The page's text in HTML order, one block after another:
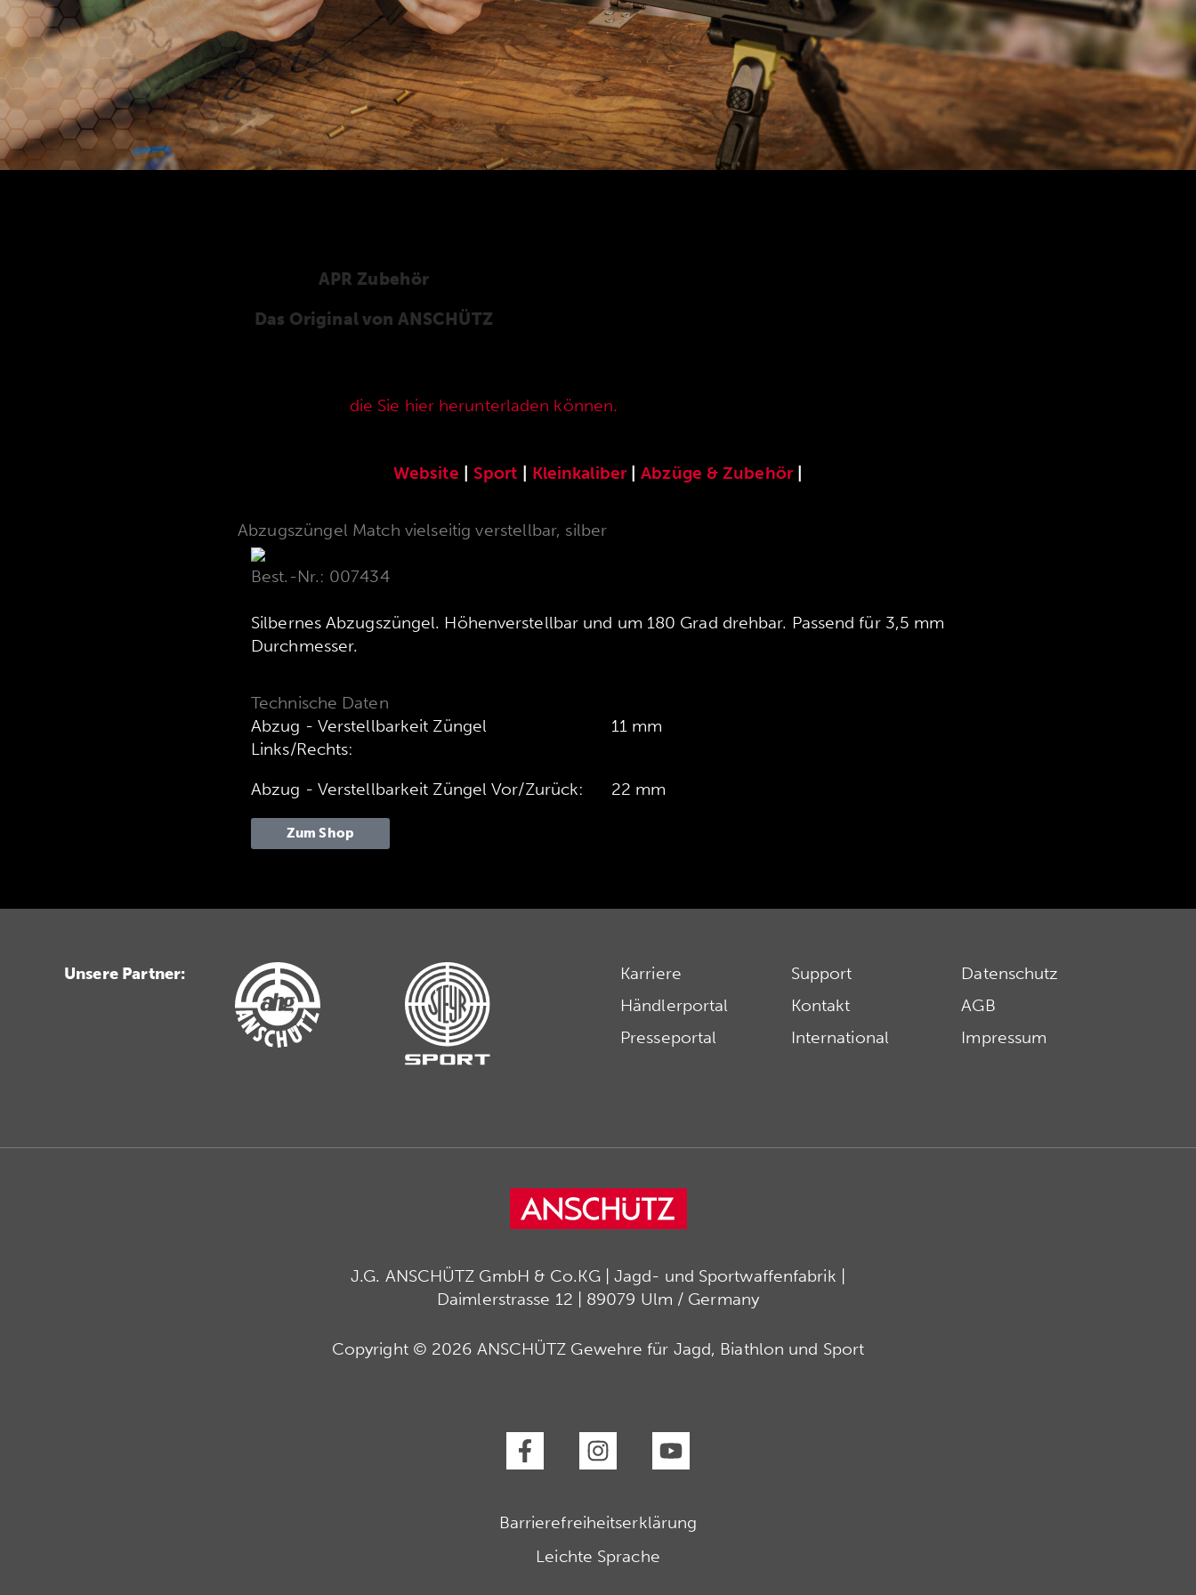
APR Zubehör
Das Original von ANSCHÜTZ
die Sie hier herunterladen können.
Website Sport Kleinkaliber|Abzüge & Zubehör|
Abzugszüngel Match vielseitig verstellbar, silber
Best.-Nr.: 007434
Silbernes Abzugszüngel. Höhenverstellbar und um 180 Grad drehbar. Passend für 3,5 mm
Durchmesser.
Technische Daten
Abzug - Verstellbarkeit Züngel
Links/Rechts:
11 mm
Abzug - Verstellbarkeit Züngel Vor/Zurück: 22 mm
Zum Shop
Unsere Partner:
Karriere
Händlerportal
Presseportal
Support
Kontakt
International
Datenschutz
AGB
Impressum
J.G. ANSCHÜTZ GmbH & Co.KG | Jagd- und Sportwaffenfabrik |
Daimlerstrasse 12 | 89079 Ulm / Germany
Copyright © 2026 ANSCHÜTZ Gewehre für Jagd, Biathlon und Sport
Barrierefreiheitserklärung
Leichte Sprache